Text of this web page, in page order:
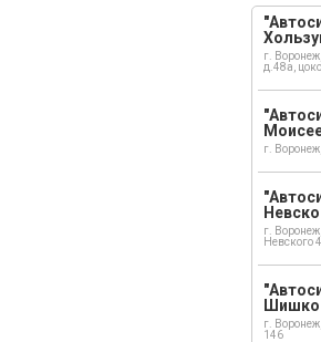
г.
д.48а,
г.
г.
Невского
г.
146